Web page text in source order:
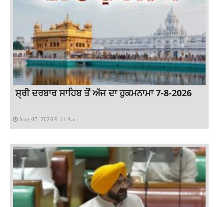
ਸ੍ਰੀ ਦਰਬਾਰ ਸਾਹਿਬ ਤੋਂ ਅੱਜ ਦਾ ਹੁਕਮਨਾਮਾ 7-8-2026
Aug 07, 2026 9:11 Am